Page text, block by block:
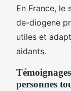
En France,
de-diogene
utiles et
aidants.
personnes